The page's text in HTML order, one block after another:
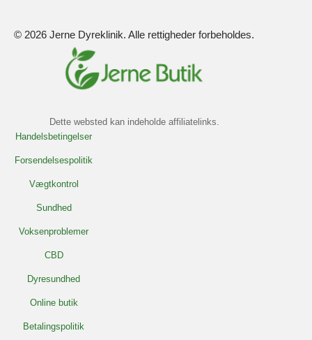
© 2026 Jerne Dyreklinik. Alle rettigheder forbeholdes.
Dette websted kan indeholde affiliatelinks.
Handelsbetingelser
Forsendelsespolitik
Vægtkontrol
Sundhed
Voksenproblemer
CBD
Dyresundhed
Online butik
Betalingspolitik